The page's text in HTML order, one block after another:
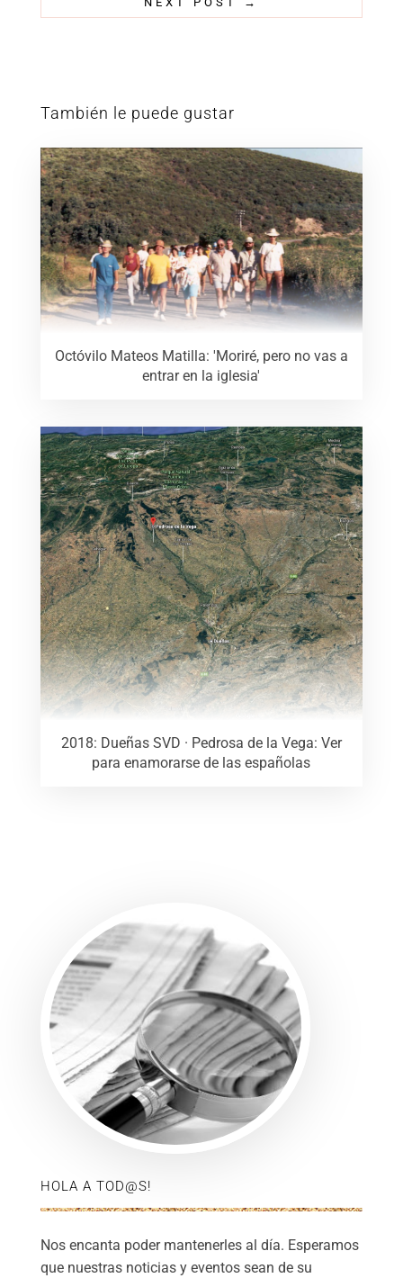
También le puede gustar
Octóvilo Mateos Matilla: 'Moriré, pero no vas a
entrar en la iglesia'
2018: Dueñas SVD · Pedrosa de la Vega: Ver
para enamorarse de las españolas
HOLA A TOD@S!
Nos encanta poder mantenerles al día. Esperamos
que nuestras noticias y eventos sean de su